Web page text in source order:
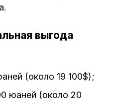
выгода
(около 19 100$);
юаней (около 20